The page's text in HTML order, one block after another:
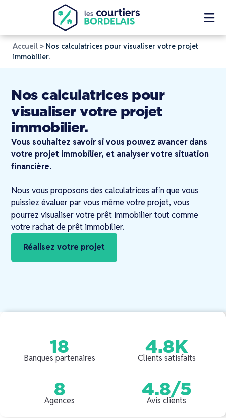
Accueil > Nos calculatrices pour visualiser votre projet
immobilier.
Nos calculatrices pour
visualiser votre projet
immobilier.
Vous souhaitez savoir si vous pouvez avancer dans
votre projet immobilier, et analyser votre situation
financière.
Nous vous proposons des calculatrices afin que vous
puissiez évaluer par vous même votre projet, vous
pourrez visualiser votre prêt immobilier tout comme
votre rachat de prêt immobilier.
Réalisez votre projet
18
Banques partenaires
4.8K
Clients satisfaits
8
Agences
4.8/5
Avis clients